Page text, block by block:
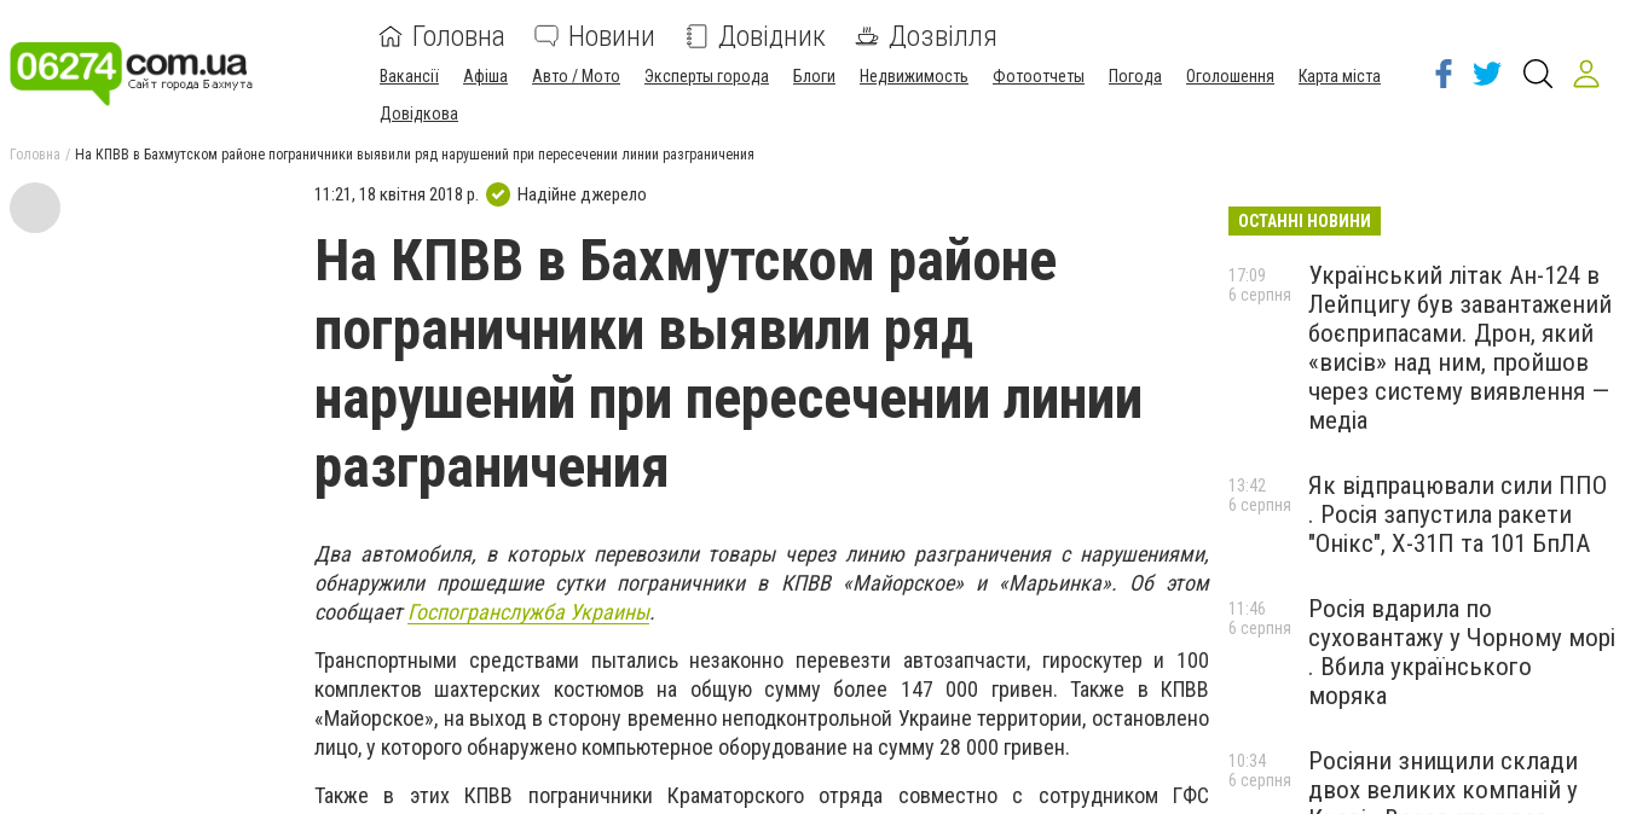
Головна Новини Довідник Дозвілля
Вакансії Афіша Авто / Мото Эксперты города Блоги Недвижимость Фотоотчеты Погода Оголошення
Карта міста
Довідкова
Головна На КПВВ в Бахмутском районе пограничники выявили ряд нарушений при пересечении линии разграничения
11:21, 18 квітня 2018 р. Надійне джерело
На КПВВ в Бахмутском районе
пограничники выявили ряд
нарушений при пересечении линии
разграничения
Два автомобиля, в которых перевозили товары через линию разграничения с нарушениями,
обнаружили прошедшие сутки пограничники в КПВВ «Майорское» и «Марьинка». Об этом
сообщаетГоспогранслужба Украины.
Транспортными средствами пытались незаконно перевезти автозапчасти, гироскутер и 100
комплектов шахтерских костюмов на общую сумму более 147 000 гривен. Также в КПВВ
«Майорское», на выход в сторону временно неподконтрольной Украине территории, остановлено
лицо, у которого обнаружено компьютерное оборудование на сумму 28 000 гривен.
Также в этих КПВВ пограничники Краматорского отряда совместно с сотрудником ГФС
ОСТАННІ НОВИНИ
Український літак Ан-124 в
Лейпцигу був завантажений
боєприпасами. Дрон, який
«висів» над ним, пройшов
через систему виявлення —
медіа
17:09
6 серпня
Як відпрацювали сили ППО
. Росія запустила ракети
"Онікс", Х-31П та 101 БпЛА
13:42
6 серпня
Росія вдарила по
суховантажу у Чорному морі
. Вбила українського
моряка
11:46
6 серпня
Росіяни знищили склади
двох великих компаній у
10:34
6 серпня